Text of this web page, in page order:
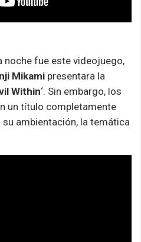
noche fue este videojuego,
Mikami presentara la
Within‘. Sin embargo, los
un título completamente
ambientación, la temática